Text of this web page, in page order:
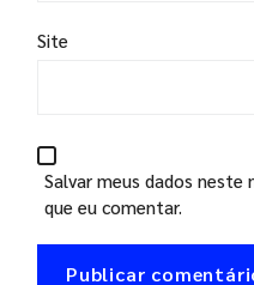
Site
Salvar meus dados neste
que eu comentar.